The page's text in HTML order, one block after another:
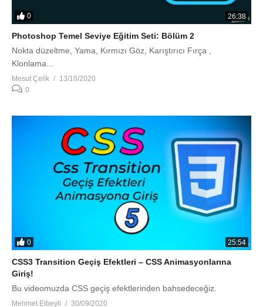
0 26:38
Photoshop Temel Seviye Eğitim Seti: Bölüm 2
Nokta düzeltme, Yama, Kırmızı Göz, Karıştırıcı Fırça ,
Klonlama...
Mesut Çelik
13/10/2020
0
0 25:54
CSS3 Transition Geçiş Efektleri – CSS Animasyonlarına
Giriş!
Bu videomuzda CSS geçiş efektlerinden bahsedeceğiz.
Mehmet Elbeyli 30/09/2020